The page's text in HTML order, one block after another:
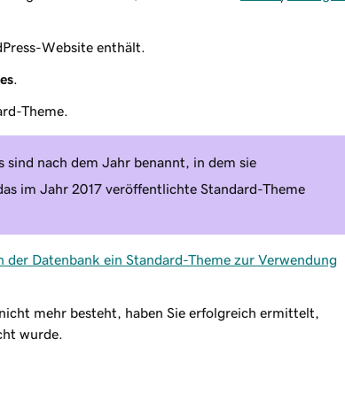
Website enthält.
Theme.
sind nach dem Jahr benannt, in dem sie
im Jahr 2017 veröffentlichte Standard-Theme
der Datenbank ein Standard-Theme zur Verwendung
mehr besteht, haben Sie erfolgreich ermittelt,
wurde.